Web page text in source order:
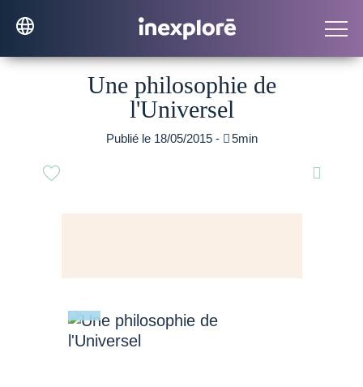
Une philosophie de
l'Universel
Publié le 18/05/2015 - 5min
